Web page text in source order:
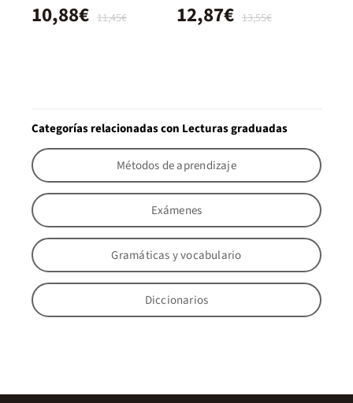
11,45€
10,88€ 13,55€
12,87€
Categorías relacionadas con Lecturas graduadas
Métodos de aprendizaje
Exámenes
Gramáticas y vocabulario
Diccionarios